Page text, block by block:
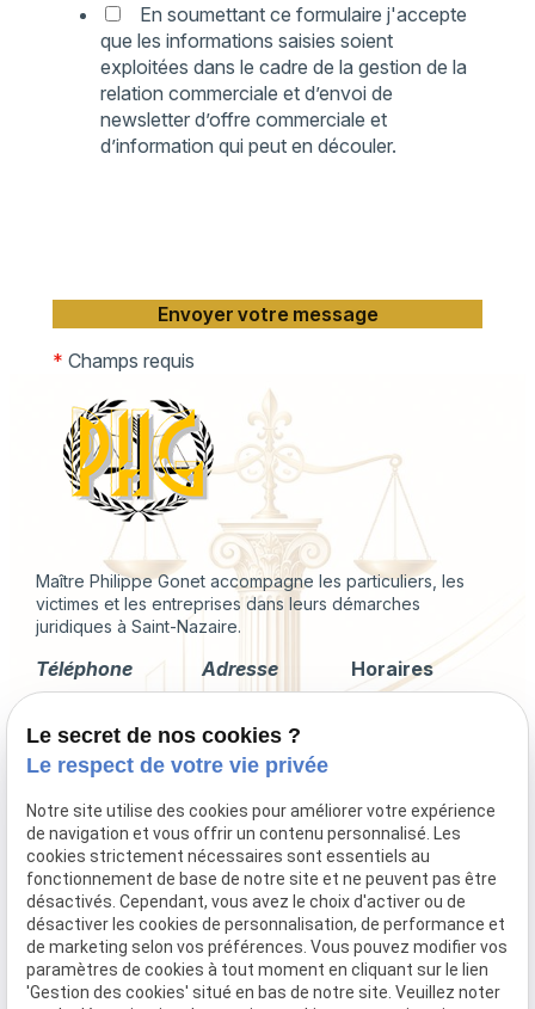
En soumettant ce formulaire j'accepte
que les informations saisies soient
exploitées dans le cadre de la gestion de la
relation commerciale et d’envoi de
newsletter d’offre commerciale et
d’information qui peut en découler.
* Champs requis
Maître Philippe Gonet accompagne les particuliers, les
victimes et les entreprises dans leurs démarches
juridiques à Saint-Nazaire.
Téléphone
Adresse
Corps de
Garde
44600 Saint-
Nazaire
Horaires
Droit immobilier
Droit de la famille
Procédures collectives
Indemnisation du préjudice corporel
Le secret de nos cookies ?
Le respect de votre vie privée
Notre site utilise des cookies pour améliorer votre expérience
de navigation et vous offrir un contenu personnalisé. Les
cookies strictement nécessaires sont essentiels au
fonctionnement de base de notre site et ne peuvent pas être
désactivés. Cependant, vous avez le choix d'activer ou de
désactiver les cookies de personnalisation, de performance et
de marketing selon vos préférences. Vous pouvez modifier vos
paramètres de cookies à tout moment en cliquant sur le lien
'Gestion des cookies' situé en bas de notre site. Veuillez noter